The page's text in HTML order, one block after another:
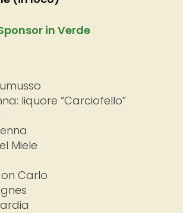
in Verde
liquore “Carciofello”
Miele
Carlo